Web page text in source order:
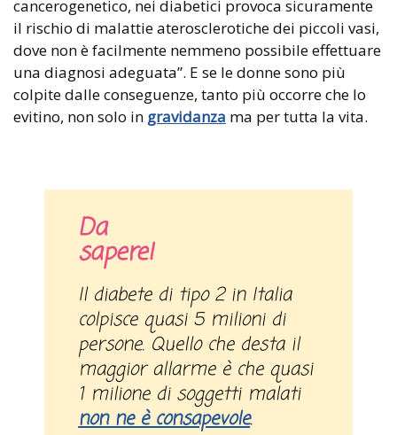
cancerogenetico, nei diabetici provoca sicuramente
il rischio di malattie aterosclerotiche dei piccoli vasi,
dove non è facilmente nemmeno possibile effettuare
una diagnosi adeguata”. E se le donne sono più
colpite dalle conseguenze, tanto più occorre che lo
evitino, non solo in gravidanza ma per tutta la vita.
Da
Il diabete di tipo 2 in Italia
colpisce quasi 5 milioni di
persone. Quello che desta il
maggior allarme è che quasi
1 milione di soggetti malati
non ne è consapevole.